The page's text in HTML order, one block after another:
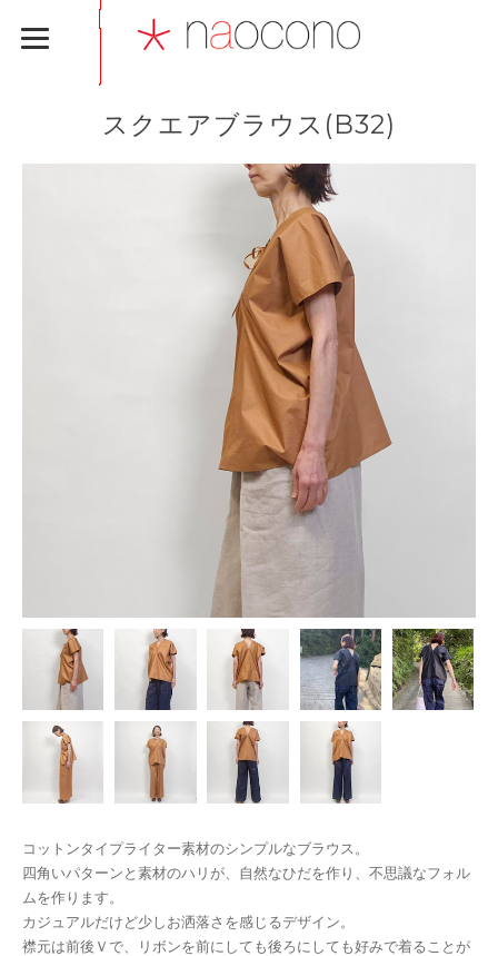
スクエアブラウス(B32)
コットンタイプライター素材のシンプルなブラウス。
四角いパターンと素材のハリが、自然なひだを作り、不思議なフォル
ムを作ります。
カジュアルだけど少しお洒落さを感じるデザイン。
襟元は前後Ｖで、リボンを前にしても後ろにしても好みで着ることが